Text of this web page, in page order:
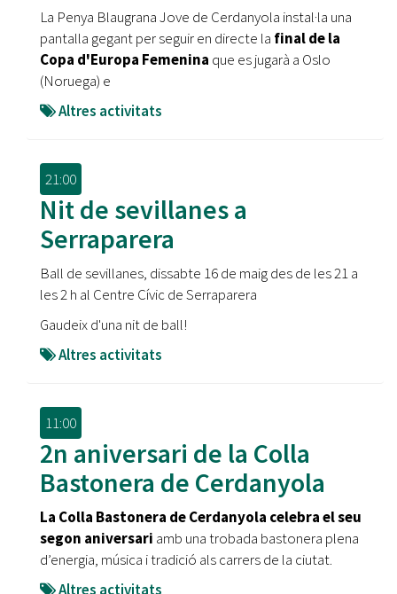
La Penya Blaugrana Jove de Cerdanyola instal·la una
pantalla gegant per seguir en directe la final de la
Copa d'Europa Femenina que es jugarà a Oslo
(Noruega) e
Altres activitats
21:00
Nit de sevillanes a
Serraparera
Ball de sevillanes, dissabte 16 de maig des de les 21 a
les 2 h al Centre Cívic de Serraparera
Gaudeix d'una nit de ball!
Altres activitats
11:00
2n aniversari de la Colla
Bastonera de Cerdanyola
La Colla Bastonera de Cerdanyola celebra el seu
segon aniversari amb una trobada bastonera plena
d’energia, música i tradició als carrers de la ciutat.
Altres activitats